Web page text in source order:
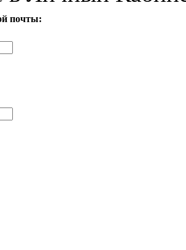
почты: